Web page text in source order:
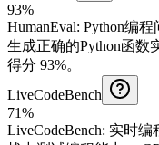
93%
HumanEval: Python编程
生成正确的Python函数
得分 93%。
LiveCodeBench
71%
LiveCodeBench: 实时编